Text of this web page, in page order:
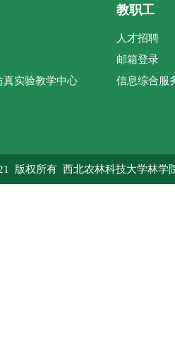
实验教学中心
教职工
人才招聘
邮箱登录
信息综合服
版权所有 西北农林科技大学林